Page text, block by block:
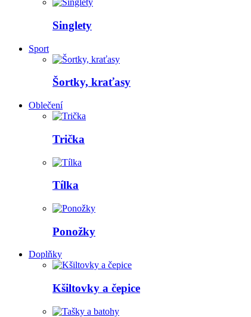
Singlety
Sport
Šortky, kraťasy
Oblečení
Trička
Tílka
Ponožky
Doplňky
Kšiltovky a čepice